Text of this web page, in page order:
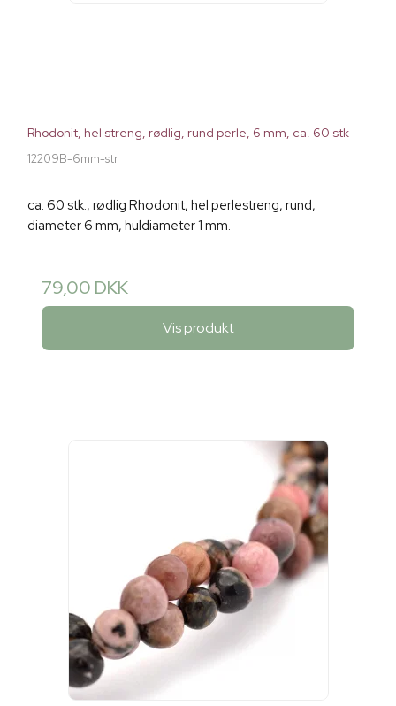
Rhodonit, hel streng, rødlig, rund perle, 6 mm, ca. 60 stk
12209B-6mm-str
ca. 60 stk., rødlig Rhodonit, hel perlestreng, rund,
diameter 6 mm, huldiameter 1 mm.
79,00 DKK
Vis produkt